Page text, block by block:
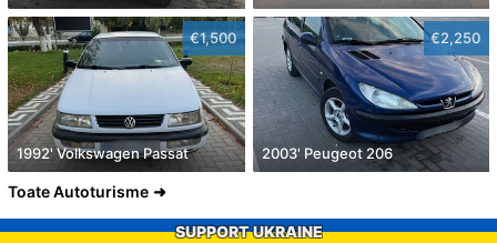
€1,500
1992' Volkswagen Passat
€2,250
2003' Peugeot 206
Toate Autoturisme
SUPPORT UKRAINE